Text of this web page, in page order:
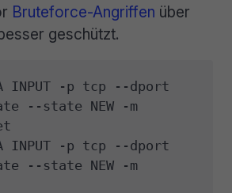
Bruteforce-Angriffen über
geschützt.
INPUT -p tcp --dport
--state NEW -m
INPUT -p tcp --dport
--state NEW -m